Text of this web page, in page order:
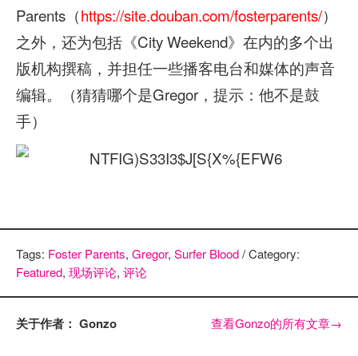
Parents（https://site.douban.com/fosterparents/）
之外，还为包括《City Weekend》在内的多个出
版机构撰稿，并担任一些播客电台和媒体的声音
编辑。（猜猜哪个是Gregor，提示：他不是鼓
手）
Tags: Foster Parents, Gregor, Surfer Blood/ Category:
Featured, 现场评论, 评论
关于作者： Gonzo 查看Gonzo的所有文章→